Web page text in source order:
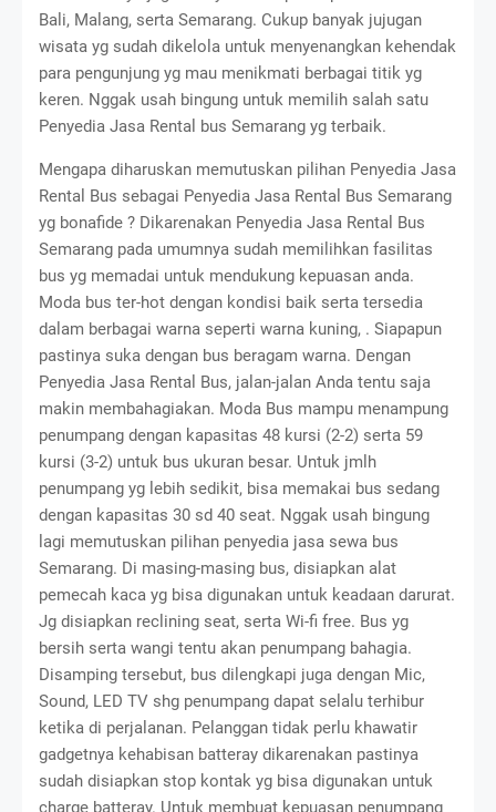
Bali, Malang, serta Semarang. Cukup banyak jujugan
wisata yg sudah dikelola untuk menyenangkan kehendak
para pengunjung yg mau menikmati berbagai titik yg
keren. Nggak usah bingung untuk memilih salah satu
Penyedia Jasa Rental bus Semarang yg terbaik.
Mengapa diharuskan memutuskan pilihan Penyedia Jasa
Rental Bus sebagai Penyedia Jasa Rental Bus Semarang
yg bonafide ? Dikarenakan Penyedia Jasa Rental Bus
Semarang pada umumnya sudah memilihkan fasilitas
bus yg memadai untuk mendukung kepuasan anda.
Moda bus ter-hot dengan kondisi baik serta tersedia
dalam berbagai warna seperti warna kuning, . Siapapun
pastinya suka dengan bus beragam warna. Dengan
Penyedia Jasa Rental Bus, jalan-jalan Anda tentu saja
makin membahagiakan. Moda Bus mampu menampung
penumpang dengan kapasitas 48 kursi (2-2) serta 59
kursi (3-2) untuk bus ukuran besar. Untuk jmlh
penumpang yg lebih sedikit, bisa memakai bus sedang
dengan kapasitas 30 sd 40 seat. Nggak usah bingung
lagi memutuskan pilihan penyedia jasa sewa bus
Semarang. Di masing-masing bus, disiapkan alat
pemecah kaca yg bisa digunakan untuk keadaan darurat.
Jg disiapkan reclining seat, serta Wi-fi free. Bus yg
bersih serta wangi tentu akan penumpang bahagia.
Disamping tersebut, bus dilengkapi juga dengan Mic,
Sound, LED TV shg penumpang dapat selalu terhibur
ketika di perjalanan. Pelanggan tidak perlu khawatir
gadgetnya kehabisan batteray dikarenakan pastinya
sudah disiapkan stop kontak yg bisa digunakan untuk
charge batteray. Untuk membuat kepuasan penumpang